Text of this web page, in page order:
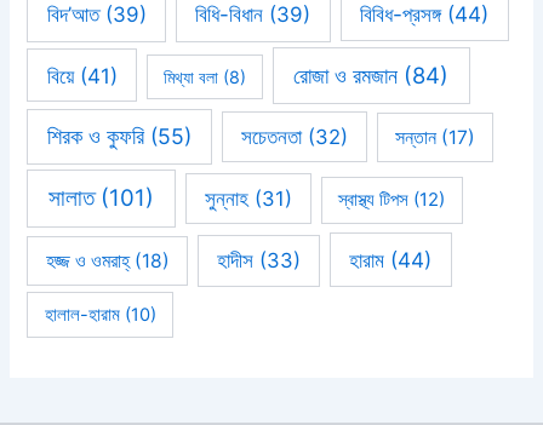
বিদ’আত(39) বিধি-বিধান (39) বিবিধ-প্রসঙ্গ(44)
বিয়ে(41) মিথ্যা বলা(8) রোজা ও রমজান (84)
শিরক ও কুফরি(55) সচেতনতা(32) সন্তান(17)
সালাত(101) সুন্নাহ (31) স্বাস্থ্য টিপস (12)
হজ্জ ও ওমরাহ্‌(18) হাদীস(33) হারাম (44)
হালাল-হারাম(10)